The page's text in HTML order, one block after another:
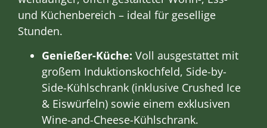
und Küchenbereich – ideal für gesellige
Stunden.
Genießer-Küche: Voll ausgestattet mit
großem Induktionskochfeld, Side-by-
Side-Kühlschrank (inklusive Crushed Ice
& Eiswürfeln) sowie einem exklusiven
Wine-and-Cheese-Kühlschrank.